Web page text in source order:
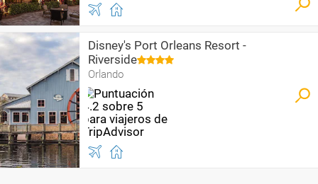
Disney's Port Orleans Resort -
Riverside
Orlando